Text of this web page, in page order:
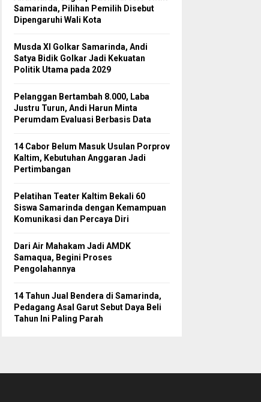
Samarinda, Pilihan Pemilih Disebut
Dipengaruhi Wali Kota
Musda XI Golkar Samarinda, Andi
Satya Bidik Golkar Jadi Kekuatan
Politik Utama pada 2029
Pelanggan Bertambah 8.000, Laba
Justru Turun, Andi Harun Minta
Perumdam Evaluasi Berbasis Data
14 Cabor Belum Masuk Usulan Porprov
Kaltim, Kebutuhan Anggaran Jadi
Pertimbangan
Pelatihan Teater Kaltim Bekali 60
Siswa Samarinda dengan Kemampuan
Komunikasi dan Percaya Diri
Dari Air Mahakam Jadi AMDK
Samaqua, Begini Proses
Pengolahannya
14 Tahun Jual Bendera di Samarinda,
Pedagang Asal Garut Sebut Daya Beli
Tahun Ini Paling Parah